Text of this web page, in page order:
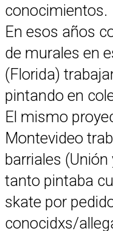
conocimientos.
En esos años
de murales en
(Florida)
pintando en
El mismo
Montevideo
barriales
tanto pintaba
skate por
conocidxs/